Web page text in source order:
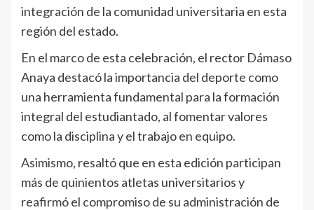
integración de la comunidad universitaria en esta
región del estado.
En el marco de esta celebración, el rector Dámaso
Anaya destacó la importancia del deporte como
una herramienta fundamental para la formación
integral del estudiantado, al fomentar valores
como la disciplina y el trabajo en equipo.
Asimismo, resaltó que en esta edición participan
más de quinientos atletas universitarios y
reafirmó el compromiso de su administración de